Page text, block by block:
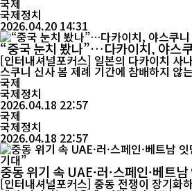
의했다. 자이샨카르 장관은 회동 직후 공
분야에서 양국 관...
국제
국제정치
2026.04.20 14:31
“중국 눈치 봤나”…다카이치, 야스
[인터내셔널포커스] 일본의 다카이치 사
스쿠니 신사 봄 제례 기간에 참배하지 않
전해졌다. 일본 시사통신은 4월 17일 보도를 통해 다카이치 총리가
오는 21일부터 23일까지 열리는 야스쿠니
제) 기간 중 참배를 하지 않는 방향으로 조
보도에 따르면 다카이치 총리는 이번 제례
이 없는 것...
국제
국제정치
2026.04.18 22:57
국제
국제정치
2026.04.18 22:57
중동 위기 속 UAE·러·스페인·베트
할 확대 기대”
[인터내셔널포커스] 중동 전쟁이 장기화